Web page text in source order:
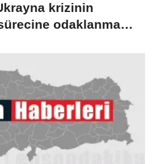
krizinin
odaklanmaya